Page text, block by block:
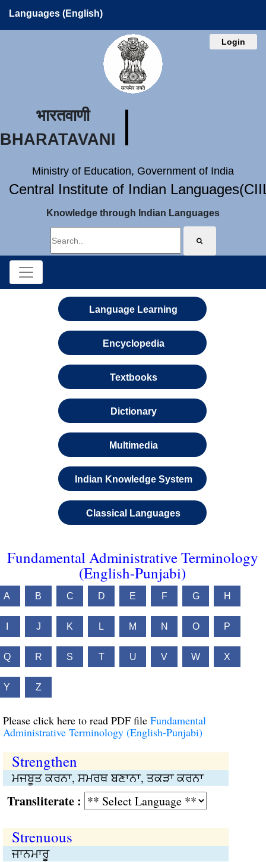
Languages (English)
Login
भारतवाणी
BHARATAVANI
Ministry of Education, Government of India
Central Institute of Indian
Knowledge through Indian Languages
Language Learning
Encyclopedia
Textbooks
Dictionary
Multimedia
Indian Knowledge System
Classical Languages
Fundamental Administrative Terminology
(English-Punjabi)
A B C D E F G H
J K L M N O P
Q R S T U V W X
Y Z
Please click here to read PDF file Fundamental
Administrative Terminology (English-Punjabi)
Strengthen
ਮਜਬੂਤ ਕਰਨਾ, ਸਮਰਥ ਬਣਾਨਾ, ਤਕੜਾ ਕਰਨਾ
:
Strenuous
ਜਾਨਮਾਰੂ